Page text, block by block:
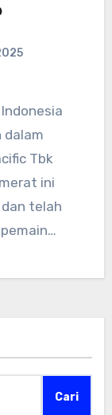
dalam
Tbk
ini
telah
Cari